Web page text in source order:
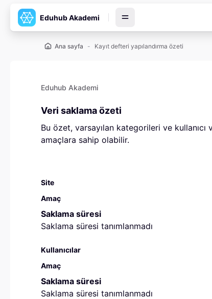
Eduhub Akademi
Ana sayfa Kayıt defteri yapılandırma özeti
Eduhub Akademi
Veri saklama özeti
Bu özet, varsayılan kategorileri ve
amaçlara sahip olabilir.
Site
Amaç
Saklama süresi
Saklama süresi tanımlanmadı
Kullanıcılar
Amaç
Saklama süresi
Saklama süresi tanımlanmadı